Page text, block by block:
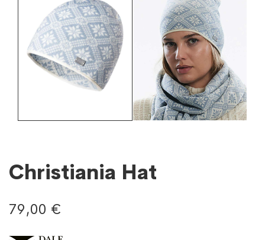
Christiania Hat
79,00 €